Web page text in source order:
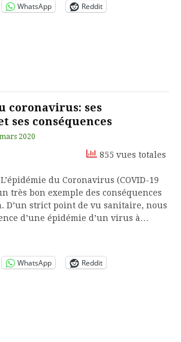
WhatsApp Reddit
coronavirus: ses
ses conséquences
2020
855 vues totales
du Coronavirus (COVID-19
très bon exemple des conséquences
D’un strict point de vu sanitaire, nous
d’une épidémie d’un virus à…
WhatsApp Reddit